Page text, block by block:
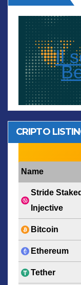
Il
CRIPTO
Name
Stride Staked
Injective
Bitcoin
Ethereum
Tether